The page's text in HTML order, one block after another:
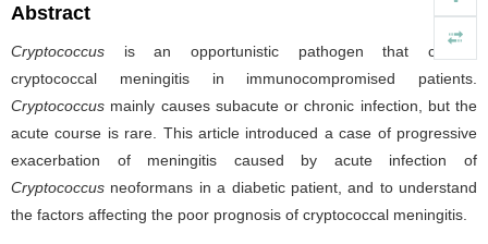
Abstract
Cryptococcus is an opportunistic pathogen that causes
cryptococcal meningitis in immunocompromised patients.
Cryptococcus mainly causes subacute or chronic infection, but the
acute course is rare. This article introduced a case of progressive
exacerbation of meningitis caused by acute infection of
Cryptococcus neoformans in a diabetic patient, and to understand
the factors affecting the poor prognosis of cryptococcal meningitis.